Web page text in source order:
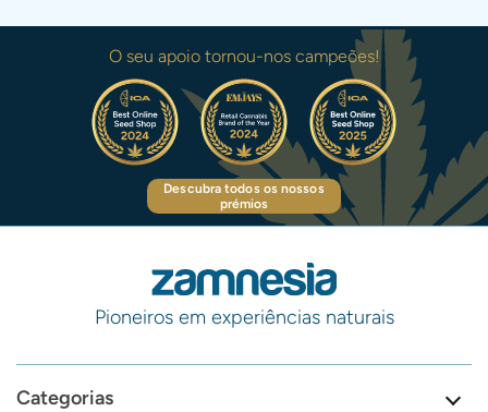
O seu apoio tornou-nos campeões!
Descubra todos os nossos
prémios
Pioneiros em experiências naturais
Categorias